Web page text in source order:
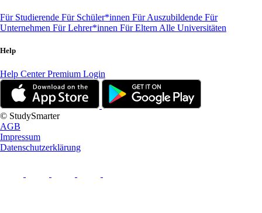
Für Studierende Für Schüler*innen Für Auszubildende Für
Unternehmen Für Lehrer*innen Für Eltern Alle Universitäten
Help
Help CenterPremium Login
© StudySmarter
AGB
Impressum
Datenschutzerklärung